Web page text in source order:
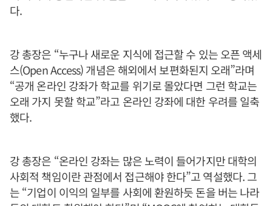
다.
강 총장은 “누구나 새로운 지식에 접근할 수 있는 오픈 액세
스(Open Access) 개념은 해외에서 보편화된지 오래”라며
“공개 온라인 강좌가 학교를 위기로 몰았다면 그런 학교는
오래 가지 못할 학교”라고 온라인 강좌에 대한 우려를 일축
했다.
강 총장은 “온라인 강좌는 많은 노력이 들어가지만 대학의
사회적 책임이란 관점에서 접근해야 한다”고 역설했다. 그
는 “기업이 이익의 일부를 사회에 환원하듯 돈을 버는 나라